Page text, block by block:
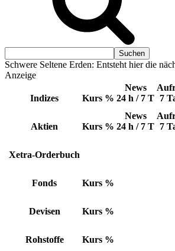
Schwere Seltene Erden: Entsteht hier die
Anzeige
Indizes Kurs %
News
24 h / 7 T 7
Aktien Kurs %
News
24 h / 7 T 7
Xetra-Orderbuch
Fonds Kurs %
Devisen Kurs %
Rohstoffe Kurs %